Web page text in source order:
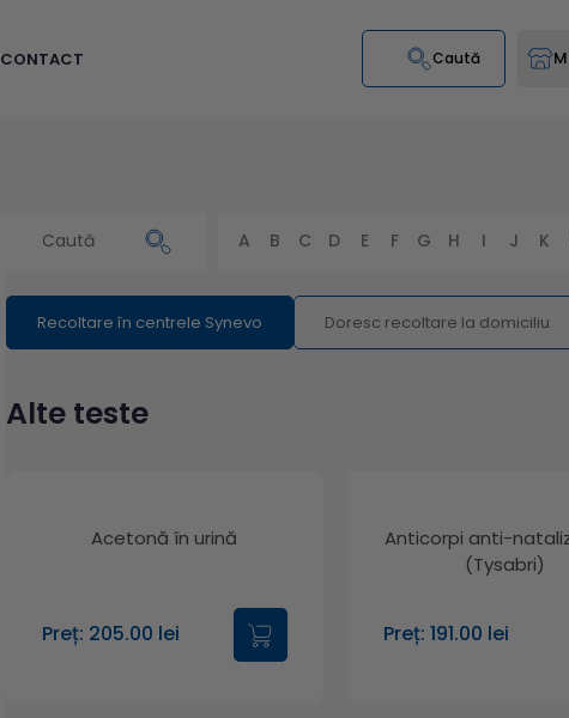
CONTACT Caută
A B C D E F G H I J K
Recoltare în centrele Synevo Doresc recoltare la domiciliu
Alte teste
Acetonă în urină
Preț: 205.00 lei
Anticorpi anti-
(Tysabri)
Preț: 191.00 lei